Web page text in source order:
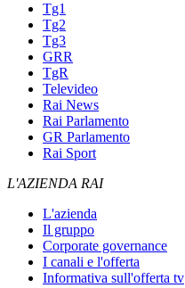
Tg1
Tg2
Tg3
GRR
TgR
Televideo
Rai News
Rai Parlamento
GR Parlamento
Rai Sport
L'AZIENDA RAI
L'azienda
Il gruppo
Corporate governance
I canali e l'offerta
Informativa sull'offerta tv